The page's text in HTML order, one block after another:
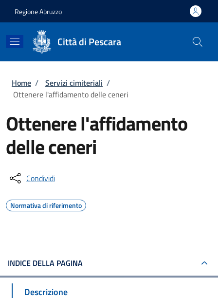
Regione Abruzzo
Città di Pescara
Briciole di pane
Home / Servizi cimiteriali /
Ottenere l'affidamento delle ceneri
Ottenere l'affidamento
delle ceneri
Condividi
Normativa di riferimento
INDICE DELLA PAGINA
Descrizione